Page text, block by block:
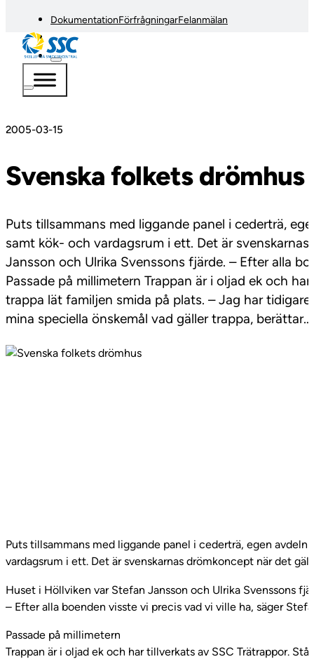
DokumentationFörfrågningarFelanmälan
2005-03-15
Svenska folkets
Puts tillsammans med liggande panel i cederträ,
samt kök- och vardagsrum i ett. Det är
Jansson och Ulrika Svenssons fjärde. – Efter alla
Passade på millimetern Trappan är i oljad ek och
trappa lät familjen smida på plats. – Jag har
mina speciella önskemål vad gäller trappa, berättar…
Puts tillsammans med liggande panel i cederträ, egen
vardagsrum i ett. Det är svenskarnas drömkoncept när det
Huset i Höllviken var Stefan Jansson och Ulrika Svenssons
– Efter alla boenden visste vi precis vad vi ville ha, säger
Passade på millimetern
Trappan är i oljad ek och har tillverkats av SSC Trätrappor.